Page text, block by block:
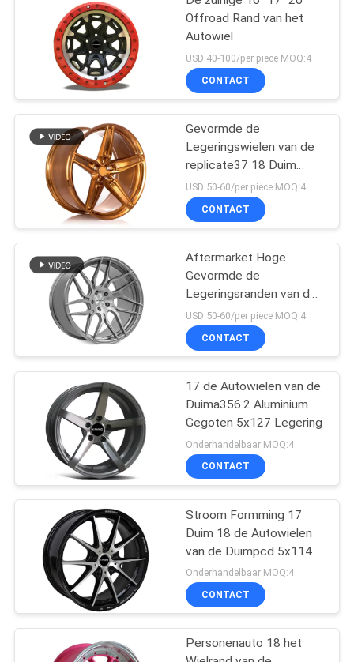
Offroad Rand van het
Autowiel
USD 40-100/per piece MOQ:4
CONTACT
Gevormde de
Legeringswielen van de
replicate37 18 Duim
5×114.3 5×112 Stroom
USD 50-60/per piece MOQ:4
CONTACT
Aftermarket Hoge
Gevormde de
Legeringsranden van de
Ladingscapaciteit
Stroom
USD 50-60/per piece MOQ:4
CONTACT
17 de Autowielen van de
Duima356.2 Aluminium
Gegoten 5x127 Legering
Onderhandelbaar MOQ:4
CONTACT
Stroom Formming 17
Duim 18 de Autowielen
van de Duimpcd 5x114.3
Legering
Onderhandelbaar MOQ:4
CONTACT
Personenauto 18 het